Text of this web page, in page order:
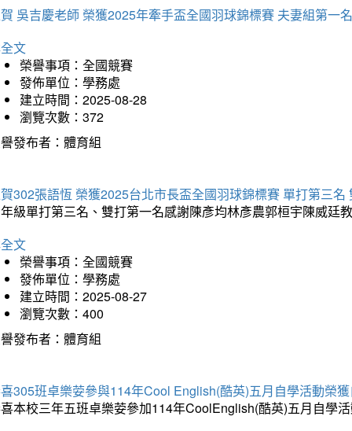
吳吉慶老師 榮獲2025年牽手盃全國羽球錦標賽 夫妻組第一名
文
榮譽事項：全國競賽
發佈單位：學務處
建立時間：2025-08-28
瀏覽次數：372
發布者：體育組
302張語恆 榮獲2025台北市長盃全國羽球錦標賽 單打第三名
級單打第三名、雙打第一名感謝陳彥均林彥農郭桓宇陳威廷
文
榮譽事項：全國競賽
發佈單位：學務處
建立時間：2025-08-27
瀏覽次數：400
發布者：體育組
305班卓樂荌參與114年Cool English(酷英)五月自學活動榮
本校三年五班卓樂荌參加114年CoolEnglish(酷英)五月自學